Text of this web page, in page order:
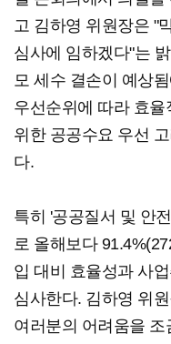
고 김하영 위원장은 "
심사에 임하겠다"는
모 세수 결손이 예상
우선순위에 따라 효
위한 공공수요 우선
다.
특히 '공공질서 및 안
로 올해보다
입 대비 효율성과 사
심사한다. 김하영 위
여러분의 어려움을 조